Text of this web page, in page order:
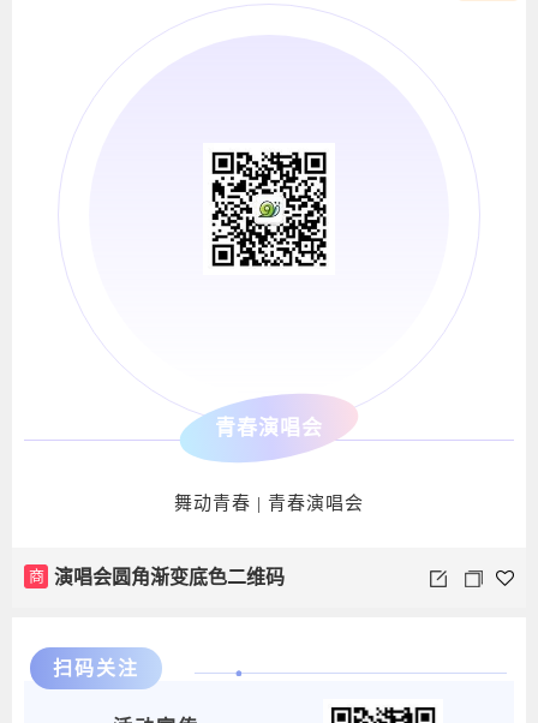
青春演唱会
舞动青春 | 青春演唱会
商 演唱会圆角渐变底色二维码
扫码关注